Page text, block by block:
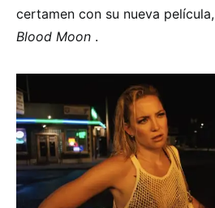
certamen con su nueva película,
Blood Moon .